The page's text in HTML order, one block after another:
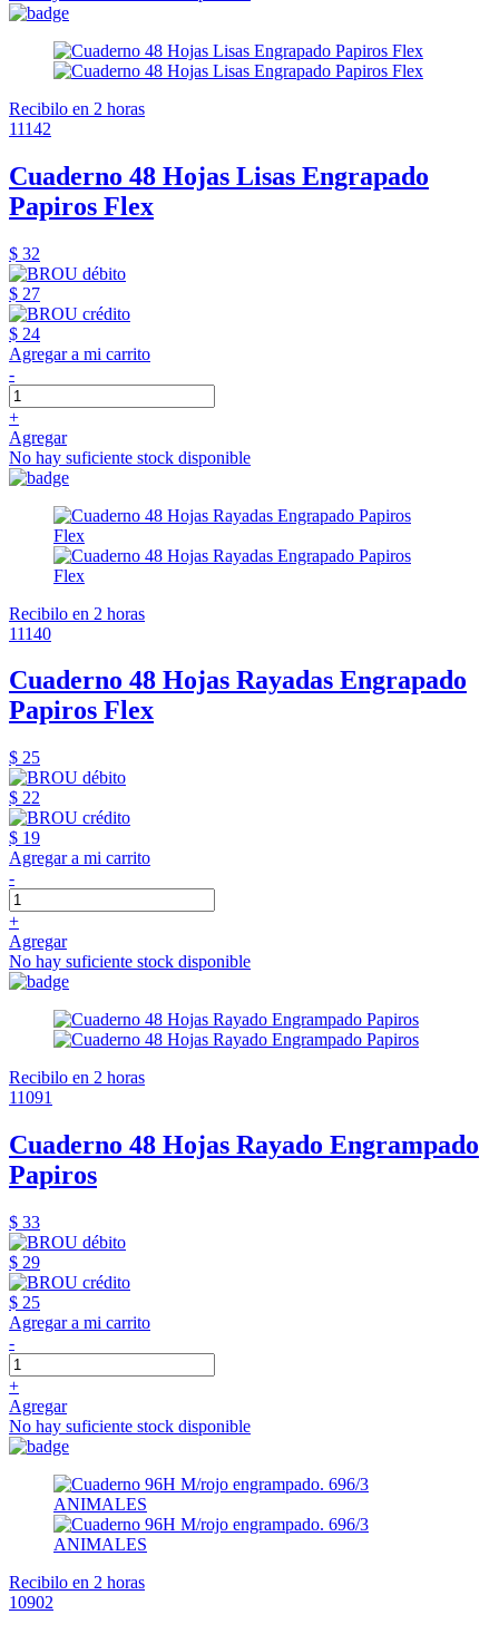
Recibilo en 2 horas
11142
Cuaderno 48 Hojas Lisas Engrapado
Papiros Flex
$ 32
$ 27
$ 24
Agregar a mi carrito
-
+
Agregar
No hay suficiente stock disponible
Recibilo en 2 horas
11140
Cuaderno 48 Hojas Rayadas Engrapado
Papiros Flex
$ 25
$ 22
$ 19
Agregar a mi carrito
-
+
Agregar
No hay suficiente stock disponible
Recibilo en 2 horas
11091
Cuaderno 48 Hojas Rayado Engrampado
Papiros
$ 33
$ 29
$ 25
Agregar a mi carrito
-
+
Agregar
No hay suficiente stock disponible
Recibilo en 2 horas
10902